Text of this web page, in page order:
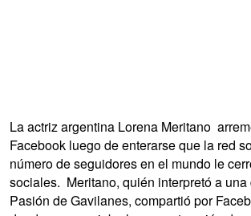
La actriz argentina Lorena Meritano
Facebook luego de enterarse que la red
número de seguidores en el mundo le
sociales. Meritano, quién interpretó a
Pasión de Gavilanes, compartió por